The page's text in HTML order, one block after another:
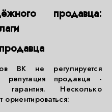
продавца:
ВК не регулируется
репутация продавца -
гарантия. Несколько